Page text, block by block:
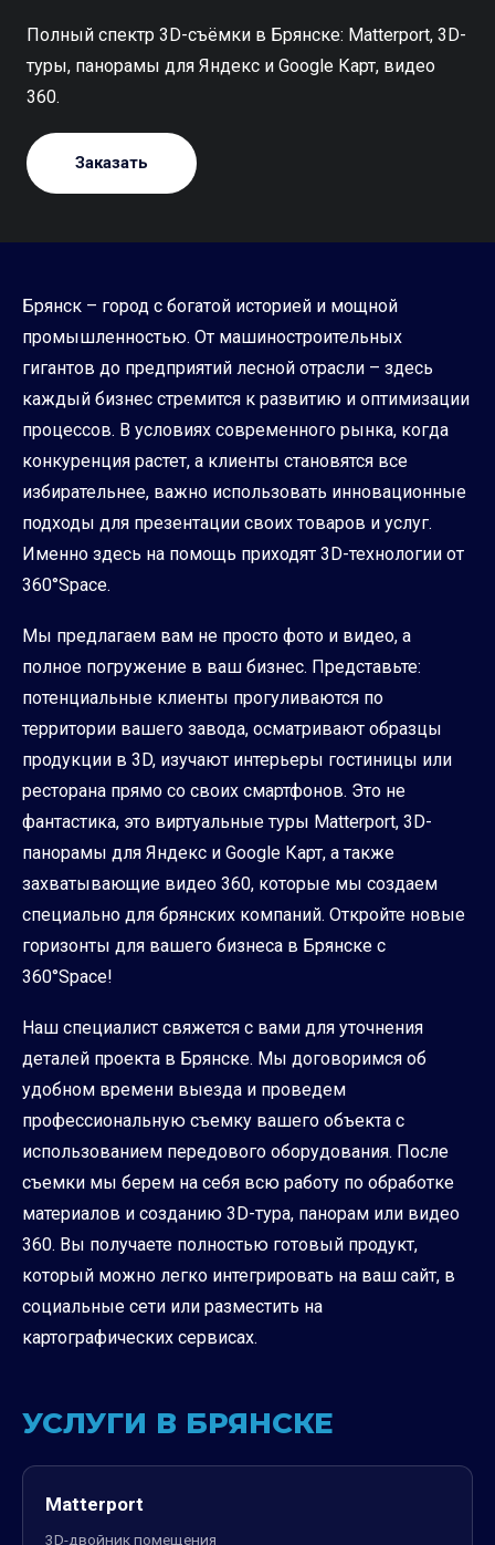
Полный спектр 3D-съёмки в Брянске: Matterport, 3D-
туры, панорамы для Яндекс и Google Карт, видео
360.
Заказать
Брянск – город с богатой историей и мощной
промышленностью. От машиностроительных
гигантов до предприятий лесной отрасли – здесь
каждый бизнес стремится к развитию и оптимизации
процессов. В условиях современного рынка, когда
конкуренция растет, а клиенты становятся все
избирательнее, важно использовать инновационные
подходы для презентации своих товаров и услуг.
Именно здесь на помощь приходят 3D-технологии от
360°Space.
Мы предлагаем вам не просто фото и видео, а
полное погружение в ваш бизнес. Представьте:
потенциальные клиенты прогуливаются по
территории вашего завода, осматривают образцы
продукции в 3D, изучают интерьеры гостиницы или
ресторана прямо со своих смартфонов. Это не
фантастика, это виртуальные туры Matterport, 3D-
панорамы для Яндекс и Google Карт, а также
захватывающие видео 360, которые мы создаем
специально для брянских компаний. Откройте новые
горизонты для вашего бизнеса в Брянске с
360°Space!
Наш специалист свяжется с вами для уточнения
деталей проекта в Брянске. Мы договоримся об
удобном времени выезда и проведем
профессиональную съемку вашего объекта с
использованием передового оборудования. После
съемки мы берем на себя всю работу по обработке
материалов и созданию 3D-тура, панорам или видео
360. Вы получаете полностью готовый продукт,
который можно легко интегрировать на ваш сайт, в
социальные сети или разместить на
картографических сервисах.
УСЛУГИ В БРЯНСКЕ
Matterport
3D-двойник помещения